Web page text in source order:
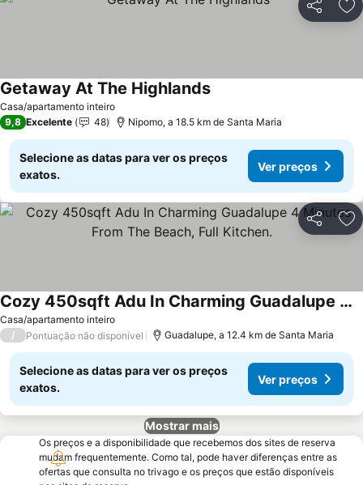
Partilhar
Casa/apartamento inteiro
Getaway At The Highlands
9,8 Excelente 48 Nipomo, a 18.5 km de Santa Maria
Selecione as datas para ver os preços
exatos.
Ver preços
Partilhar
Casa/apartamento inteiro
Cozy 450sqft Adu In Charming Guadalupe 4 Minutes From The Beach, Full Kitchen.
/ Pontuação não disponível Guadalupe, a 12.4 km de Santa Maria
Selecione as datas para ver os preços
exatos.
Ver preços
Mostrar mais
Os preços e a disponibilidade que recebemos dos sites de reserva
mudam frequentemente. Como tal, pode haver diferenças entre as
ofertas que consulta no trivago e os preços que estão disponíveis